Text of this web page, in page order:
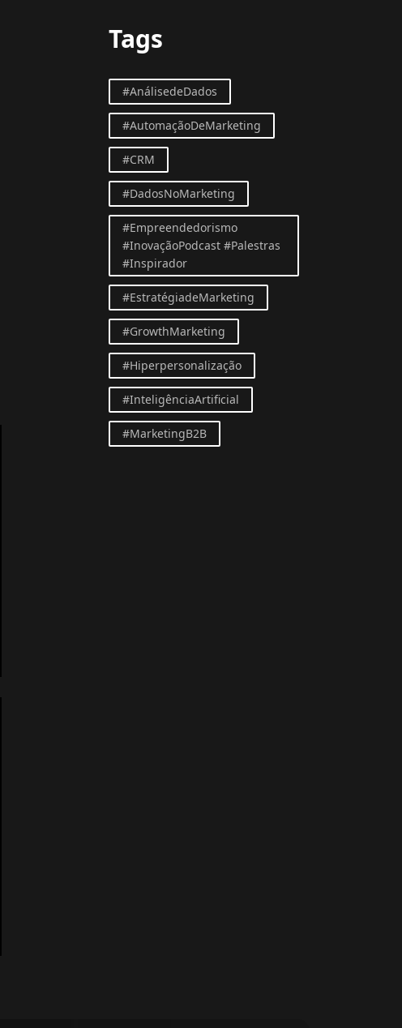
Tags
#AnálisedeDados
#AutomaçãoDeMarketing
#CRM
#DadosNoMarketing
#Empreendedorismo
#InovaçãoPodcast #Palestras
#Inspirador
#EstratégiadeMarketing
#GrowthMarketing
#Hiperpersonalização
#InteligênciaArtificial
#MarketingB2B